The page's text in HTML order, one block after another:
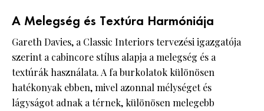
A Melegség és Textúra Harmóniája
Gareth Davies, a Classic Interiors tervezési igazgatója
szerint a cabincore stílus alapja a melegség és a
textúrák használata. A fa burkolatok különösen
hatékonyak ebben, mivel azonnal mélységet és
lágyságot adnak a térnek, különösen melegebb